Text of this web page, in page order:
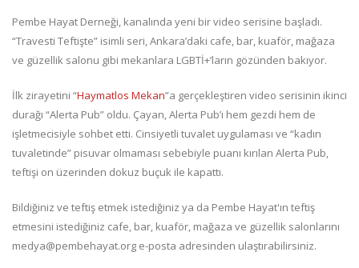
Pembe Hayat Derneği, kanalında yeni bir video serisine başladı.
“Travesti Teftişte” isimli seri, Ankara’daki cafe, bar, kuaför, mağaza
ve güzellik salonu gibi mekanlara LGBTİ+’ların gözünden bakıyor.
İlk zirayetini “Haymatlos Mekan”a gerçekleştiren video serisinin ikinci
durağı “Alerta Pub” oldu. Çayan, Alerta Pub’ı hem gezdi hem de
işletmecisiyle sohbet etti. Cinsiyetli tuvalet uygulaması ve “kadın
tuvaletinde” pisuvar olmaması sebebiyle puanı kırılan Alerta Pub,
teftişi on üzerinden dokuz buçuk ile kapattı.
Bildiğiniz ve teftiş etmek istediğiniz ya da Pembe Hayat'ın teftiş
etmesini istediğiniz cafe, bar, kuaför, mağaza ve güzellik salonlarını
medya@pembehayat.org e-posta adresinden ulaştırabilirsiniz.